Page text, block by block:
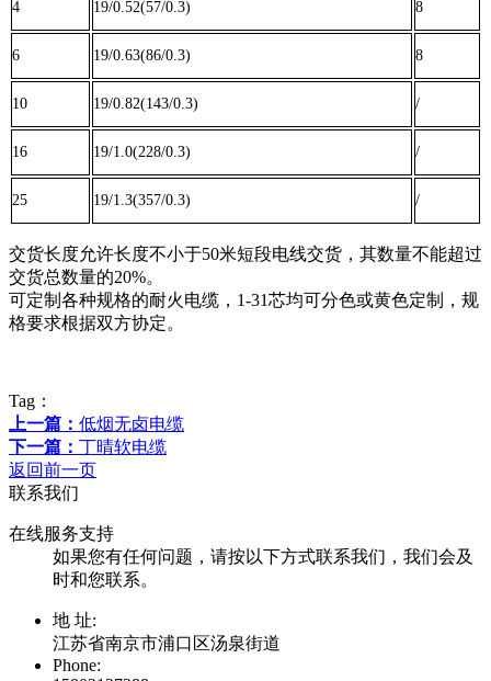
4 19/0.52(57/0.3) 8
6 19/0.63(86/0.3) 8
10 19/0.82(143/0.3) /
16 19/1.0(228/0.3) /
25 19/1.3(357/0.3) /
交货长度允许长度不小于50米短段电线交货，其数量不能超过
交货总数量的20%。
可定制各种规格的耐火电缆，1-31芯均可分色或黄色定制，规
格要求根据双方协定。
Tag：
上一篇： 低烟无卤电缆
下一篇： 丁晴软电缆
返回前一页
联系我们
在线服务支持
如果您有任何问题，请按以下方式联系我们，我们会及
时和您联系。
地 址:
江苏省南京市浦口区汤泉街道
Phone: